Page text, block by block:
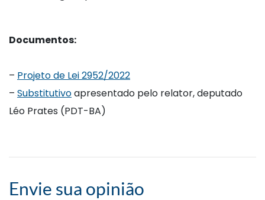
Documentos:
– Projeto de Lei 2952/2022
– Substitutivoapresentado pelo relator, deputado
Léo Prates (PDT-BA)
Envie sua opinião